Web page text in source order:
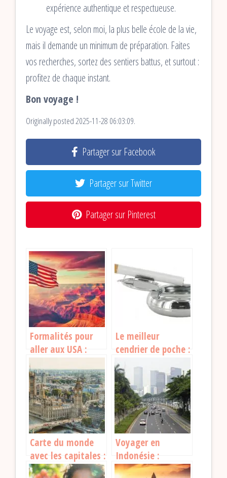
expérience authentique et respectueuse.
Le voyage est, selon moi, la plus belle école de la vie,
mais il demande un minimum de préparation. Faites
vos recherches, sortez des sentiers battus, et surtout :
profitez de chaque instant.
Bon voyage !
Originally posted 2025-11-28 06:03:09.
Partager sur Facebook
Partager sur Twitter
Partager sur Pinterest
Formalités pour
aller aux USA :
guide pour bien
préparer votre
voyage
Le meilleur
cendrier de poche :
Guide pratique
pour voyageurs
responsables
Carte du monde
avec les capitales :
un outil essentiel
Voyager en
Indonésie :
Comment préparer